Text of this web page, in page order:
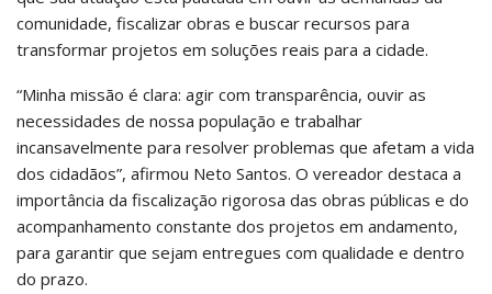
comunidade, fiscalizar obras e buscar recursos para
transformar projetos em soluções reais para a cidade.
“Minha missão é clara: agir com transparência, ouvir as
necessidades de nossa população e trabalhar
incansavelmente para resolver problemas que afetam a vida
dos cidadãos”, afirmou Neto Santos. O vereador destaca a
importância da fiscalização rigorosa das obras públicas e do
acompanhamento constante dos projetos em andamento,
para garantir que sejam entregues com qualidade e dentro
do prazo.